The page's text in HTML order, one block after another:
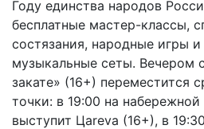
Году единства народов
бесплатные мастер-классы,
состязания, народные игры и
музыкальные сеты. Вечером
закате» (16+) переместится
точки: в 19:00 на
выступит Цareva (16+), в